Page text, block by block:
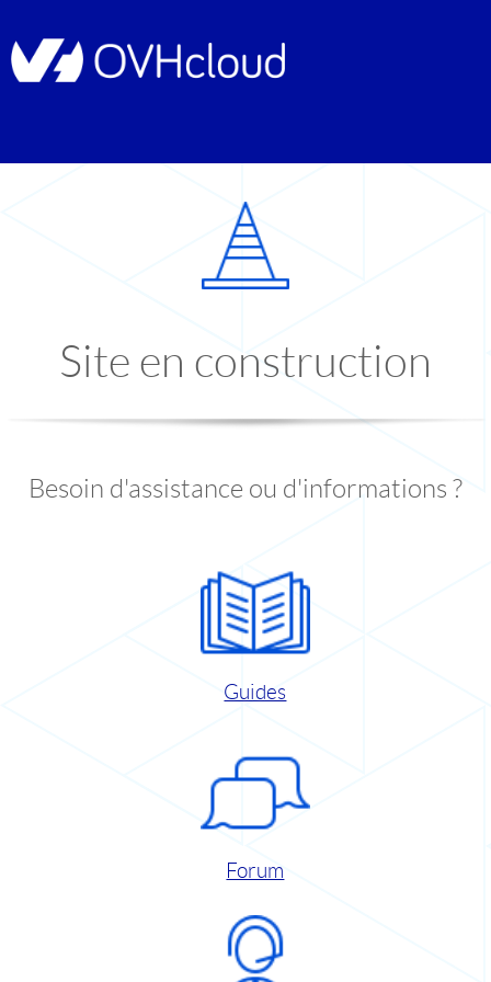
Site en construction
Besoin d'assistance ou d'informations ?
Guides
Forum